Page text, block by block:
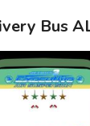
Bus